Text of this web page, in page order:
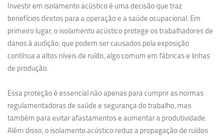
Investir em isolamento acústico é uma decisão que traz
benefícios diretos para a operação e a saúde ocupacional. Em
primeiro lugar, o isolamento acústico protege os trabalhadores de
danos à audição, que podem ser causados pela exposição
contínua a altos níveis de ruído, algo comum em fábricas e linhas
de produção.
Essa proteção é essencial não apenas para cumprir as normas
regulamentadoras de saúde e segurança do trabalho, mas
também para evitar afastamentos e aumentar a produtividade.
Além disso, o isolamento acústico reduz a propagação de ruídos